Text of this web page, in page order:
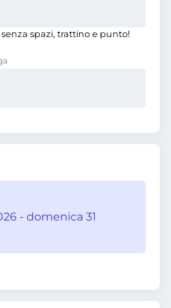
spazi, trattino e punto!
- domenica 31